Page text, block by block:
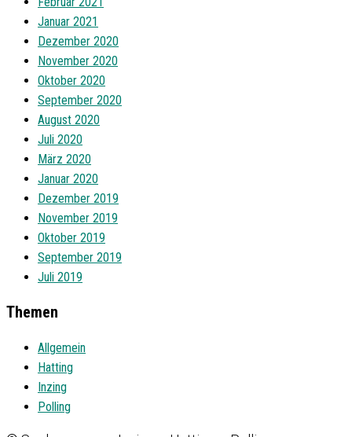
Januar 2021
Dezember 2020
November 2020
Oktober 2020
September 2020
August 2020
Juli 2020
März 2020
Januar 2020
Dezember 2019
November 2019
Oktober 2019
September 2019
Juli 2019
Themen
Allgemein
Hatting
Inzing
Polling